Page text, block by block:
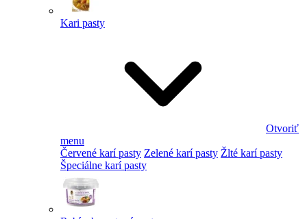
Kari pasty
Otvoriť
menu
Červené karí pasty Zelené karí pasty Žlté karí pasty
Špeciálne karí pasty